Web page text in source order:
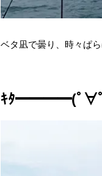
ベタ凪で曇り、時々ぱ
ｷﾀ━━━━(ﾟ